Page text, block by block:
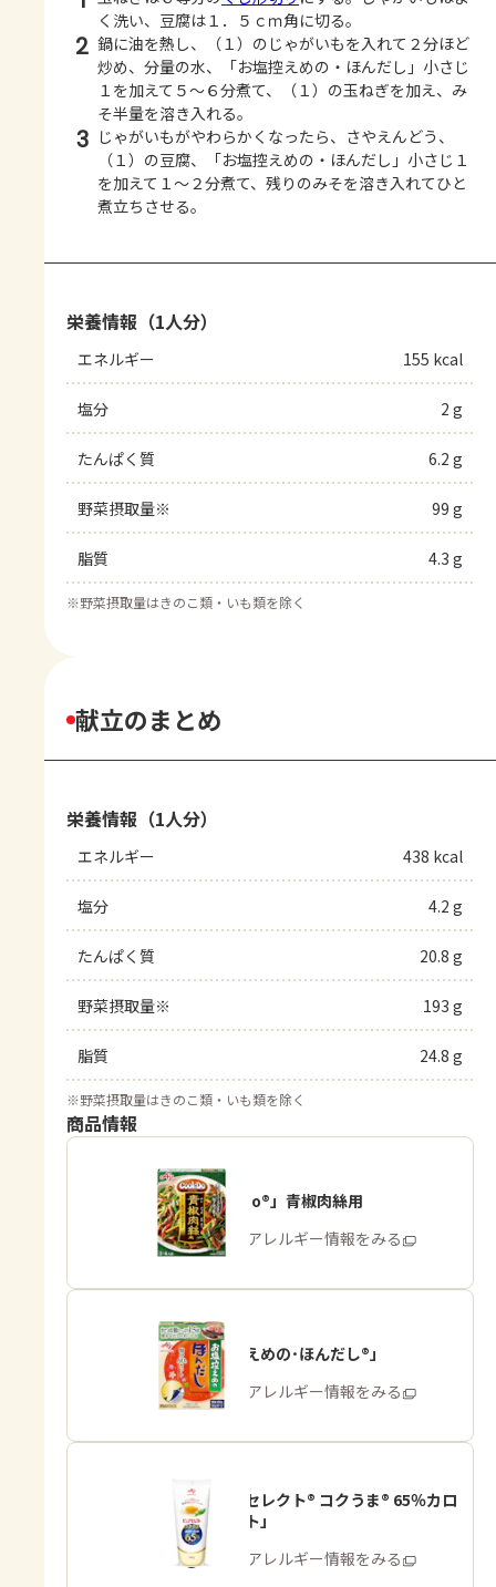
く洗い、豆腐は１．５ｃｍ角に切る。
2 鍋に油を熱し、（１）のじゃがいもを入れて２分ほど
炒め、分量の水、「お塩控えめの・ほんだし」小さじ
１を加えて５～６分煮て、（１）の玉ねぎを加え、み
そ半量を溶き入れる。
3 じゃがいもがやわらかくなったら、さやえんどう、
（１）の豆腐、「お塩控えめの・ほんだし」小さじ１
を加えて１～２分煮て、残りのみそを溶き入れてひと
煮立ちさせる。
栄養情報（1人分）
エネルギー 155 kcal
塩分 2 g
たんぱく質 6.2 g
野菜摂取量※ 99 g
脂質 4.3 g
※野菜摂取量はきのこ類・いも類を除く
献立のまとめ
栄養情報（1人分）
エネルギー 438 kcal
塩分 4.2 g
たんぱく質 20.8 g
野菜摂取量※ 193 g
脂質 24.8 g
※野菜摂取量はきのこ類・いも類を除く
商品情報
「Cook Do®」青椒肉絲用
商品・アレルギー情報をみる
「お塩控えめの･ほんだし®」
商品・アレルギー情報をみる
「ピュアセレクト® コクうま® 65％カロ
リーカット」
商品・アレルギー情報をみる